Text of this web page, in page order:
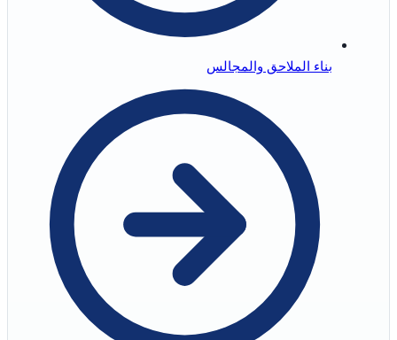
بناء الملاحق والمجالس